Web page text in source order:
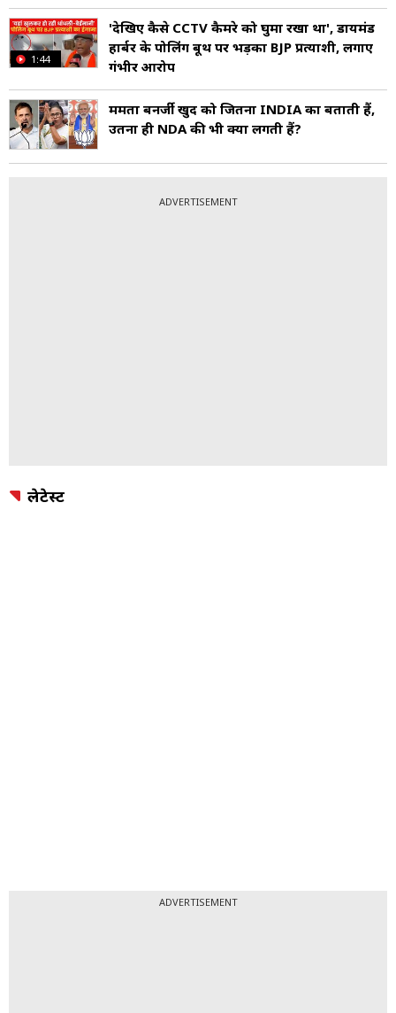
1:44
'देख‍िए कैसे CCTV कैमरे को घुमा रखा था', डायमंड
हार्बर के पोल‍िंंग बूथ पर भड़का BJP प्रत्याशी, लगाए
गंभीर आरोप
ममता बनर्जी खुद को जितना INDIA का बताती हैं,
उतना ही NDA की भी क्यों लगती हैं?
ADVERTISEMENT
लेटेस्ट
ADVERTISEMENT